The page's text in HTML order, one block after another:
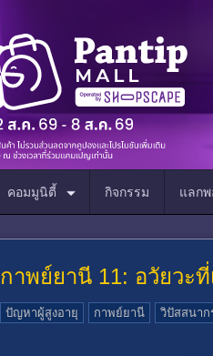
คอมมูนิตี้ กิจกรรม แลกพ
กาพย์ยานี 11: อวัยวะ
ปัญหาผู้สูงอายุ กาพย์ยานี วิปัสสนาก